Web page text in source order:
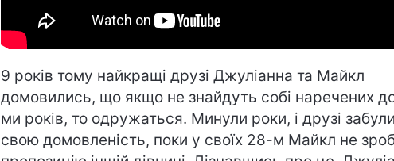
9 років тому найкращі друзі Джуліанна та Майкл
домовились, що якщо не знайдуть собі наречених
ми років, то одружаться. Минули роки, і друзі
свою домовленість, поки у своїх 28-м Майкл не